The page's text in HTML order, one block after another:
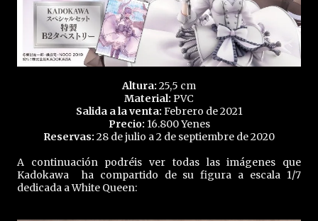
Altura: 25,5 cm
Material: PVC
Salida a la venta: Febrero de 2021
Precio: 16.800 Yenes
Reservas: 28 de julio a 2 de septiembre de 2020
A continuación podréis ver todas las imágenes que
Kadokawa ha compartido de su figura a escala 1/7
dedicada a White Queen: